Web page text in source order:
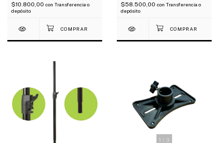
$10.800,00 con Transferencia o
depósito
$58.500,00 con Transferencia o
depósito
1 / 3